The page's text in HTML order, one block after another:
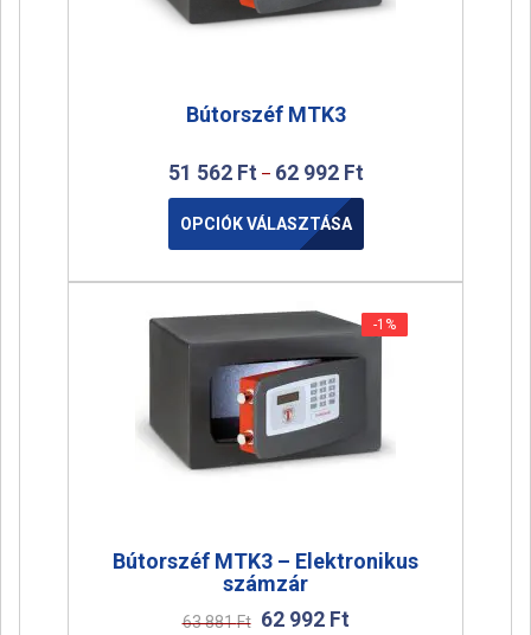
Bútorszéf MTK3
51 562 Ft – 62 992 Ft
OPCIÓK VÁLASZTÁSA
-1%
-1%
Bútorszéf MTK3 – Elektronikus
számzár
63 881Ft 62 992 Ft